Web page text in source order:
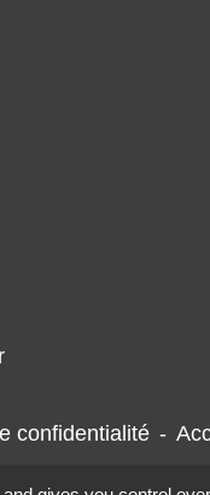
confidentialité -